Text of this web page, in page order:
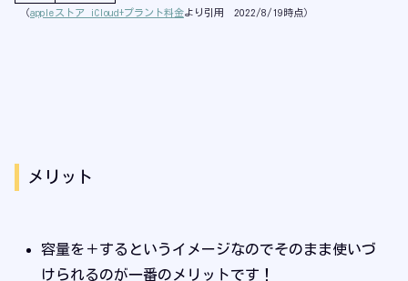
（appleストア iCloud+プラント料金より引用 2022/8/19時点）
メリット
容量を＋するというイメージなのでそのまま使いづ
けられるのが一番のメリットです！